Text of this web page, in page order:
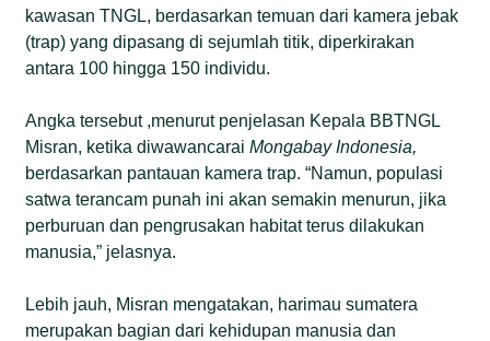
kawasan TNGL, berdasarkan temuan dari kamera jebak
(trap) yang dipasang di sejumlah titik, diperkirakan
antara 100 hingga 150 individu.
Angka tersebut ,menurut penjelasan Kepala BBTNGL
Misran, ketika diwawancaraiMongabay Indonesia,
berdasarkan pantauan kamera trap. “Namun, populasi
satwa terancam punah ini akan semakin menurun, jika
perburuan dan pengrusakan habitat terus dilakukan
manusia,” jelasnya.
Lebih jauh, Misran mengatakan, harimau sumatera
merupakan bagian dari kehidupan manusia dan